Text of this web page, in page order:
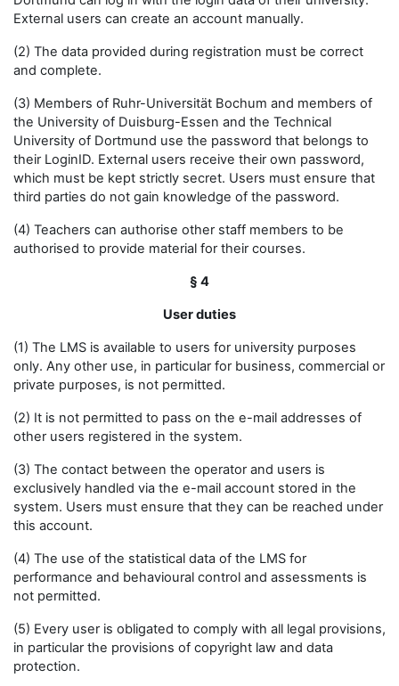
External users can create an account manually.
(2) The data provided during registration must be correct
and complete.
(3) Members of Ruhr-Universität Bochum and members of
the University of Duisburg-Essen and the Technical
University of Dortmund use the password that belongs to
their LoginID. External users receive their own password,
which must be kept strictly secret. Users must ensure that
third parties do not gain knowledge of the password.
(4) Teachers can authorise other staff members to be
authorised to provide material for their courses.
§ 4
User duties
(1) The LMS is available to users for university purposes
only. Any other use, in particular for business, commercial or
private purposes, is not permitted.
(2) It is not permitted to pass on the e-mail addresses of
other users registered in the system.
(3) The contact between the operator and users is
exclusively handled via the e-mail account stored in the
system. Users must ensure that they can be reached under
this account.
(4) The use of the statistical data of the LMS for
performance and behavioural control and assessments is
not permitted.
(5) Every user is obligated to comply with all legal provisions,
in particular the provisions of copyright law and data
protection.